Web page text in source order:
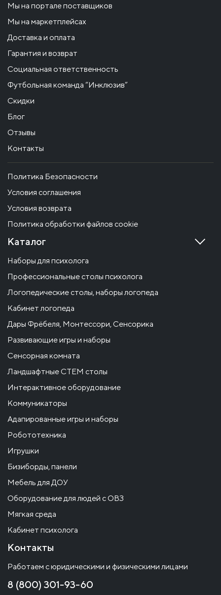
Мы на портале поставщиков
Мы на маркетплейсах
Доставка и оплата
Гарантия и возврат
Социальная ответственность
Футбольная команда “Инклюзив”
Скидки
Блог
Отзывы
Контакты
Политика Безопасности
Условия соглашения
Условия возврата
Политика обработки файлов cookie
Каталог
Наборы для психолога
Профессиональные столы психолога
Логопедические столы, наборы логопеда
Кабинет логопеда
Дары Фрёбеля, Монтессори, Сенсорика
Развивающие игры и наборы
Сенсорная комната
Ландшафтные СТЕМ столы
Интерактивное оборудование
Коммуникаторы
Адапированные игры и наборы
Робототехника
Игрушки
Бизиборды, панели
Мебель для ДОУ
Оборудование для людей с ОВЗ
Мягкая среда
Кабинет психолога
Контакты
Работаем с юридическими и физическими лицами
8 (800) 301-93-60